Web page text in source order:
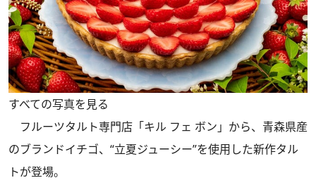
すべての写真を見る
フルーツタルト専門店「キル フェ ボン」から、青森県産
のブランドイチゴ、“立夏ジューシー”を使用した新作タル
トが登場。